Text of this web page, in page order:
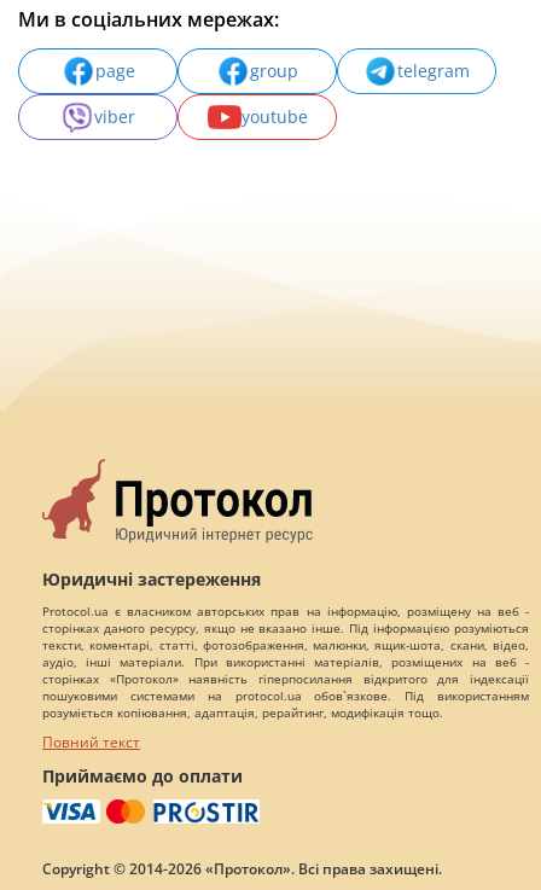
Ми в соціальних мережах:
page group
telegram
viber
youtube
Юридичні застереження
Protocol.ua є власником авторських прав на інформацію, розміщену на веб -
сторінках даного ресурсу, якщо не вказано інше. Під інформацією розуміються
тексти, коментарі, статті, фотозображення, малюнки, ящик-шота, скани, відео,
аудіо, інші матеріали. При використанні матеріалів, розміщених на веб -
сторінках «Протокол» наявність гіперпосилання відкритого для індексації
пошуковими системами на protocol.ua обов`язкове. Під використанням
розуміється копіювання, адаптація, рерайтинг, модифікація тощо.
Повний текст
Приймаємо до оплати
Copyright © 2014-2026 «Протокол». Всі права захищені.